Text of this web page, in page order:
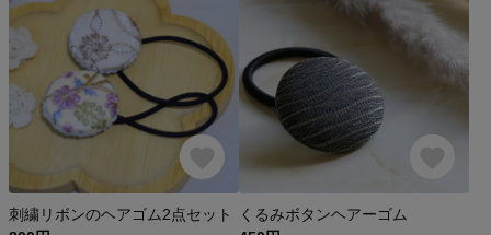
刺繍リボンのヘアゴム2点セット
くるみボタンヘアーゴム